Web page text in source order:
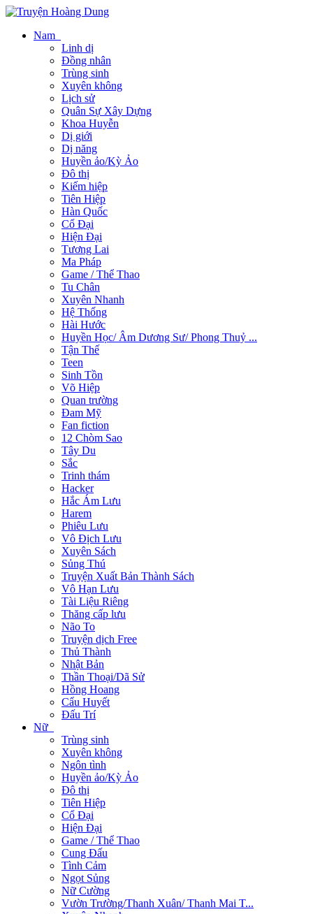
Nam
Linh dị
Đồng nhân
Trùng sinh
Xuyên không
Lịch sử
Quân Sự Xây Dựng
Khoa Huyễn
Dị giới
Dị năng
Huyền ảo/Kỳ Ảo
Đô thị
Kiếm hiệp
Tiên Hiệp
Hàn Quốc
Cổ Đại
Hiện Đại
Tương Lai
Ma Pháp
Game / Thể Thao
Tu Chân
Xuyên Nhanh
Hệ Thống
Hài Hước
Huyền Học/ Âm Dương Sư/ Phong Thuỷ ...
Tận Thế
Teen
Sinh Tồn
Võ Hiệp
Quan trường
Đam Mỹ
Fan fiction
12 Chòm Sao
Tây Du
Sắc
Trinh thám
Hacker
Hắc Ám Lưu
Harem
Phiêu Lưu
Vô Địch Lưu
Xuyên Sách
Sủng Thú
Truyện Xuất Bản Thành Sách
Vô Hạn Lưu
Tài Liệu Riêng
Thăng cấp lưu
Não To
Truyện dịch Free
Thủ Thành
Nhật Bản
Thần Thoại/Dã Sử
Hồng Hoang
Cẩu Huyết
Đấu Trí
Nữ
Trùng sinh
Xuyên không
Ngôn tình
Huyền ảo/Kỳ Ảo
Đô thị
Tiên Hiệp
Cổ Đại
Hiện Đại
Game / Thể Thao
Cung Đấu
Tình Cảm
Ngọt Sủng
Nữ Cường
Vườn Trường/Thanh Xuân/ Thanh Mai T...